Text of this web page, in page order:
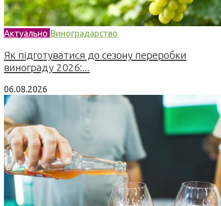
Актуально Виноградарство
Як підготуватися до сезону переробки
винограду 2026:...
06.08.2026